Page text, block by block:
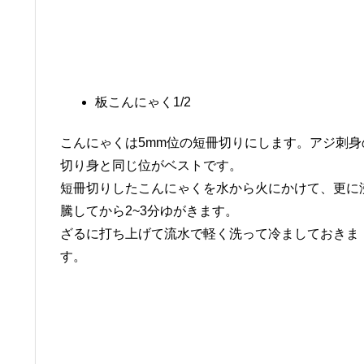
板こんにゃく1/2
こんにゃくは5mm位の短冊切りにします。アジ刺身
切り身と同じ位がベストです。
短冊切りしたこんにゃくを水から火にかけて、更に
騰してから2~3分ゆがきます。
ざるに打ち上げて流水で軽く洗って冷ましておきま
す。